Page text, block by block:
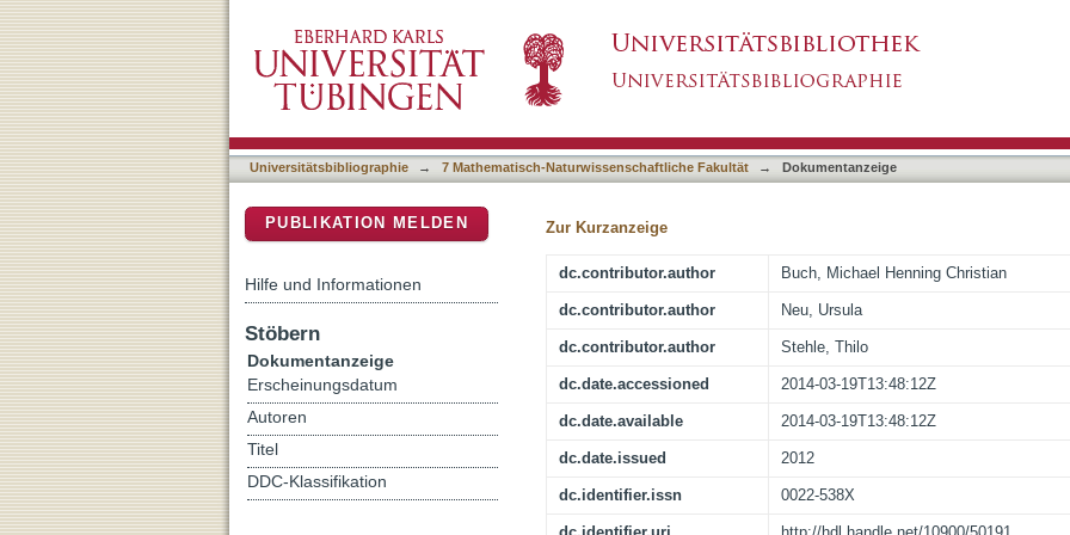
Mutations in the GM1 Binding Site of Simian Virus 40 VP1 Alter
Universitätsbibliographie → 7 Mathematisch-Naturwissenschaftliche Fakultät → Dokumentanzeige
Zur Kurzanzeige
dc.contributor.author Buch, Michael Henning Christian
dc.contributor.author Neu, Ursula
dc.contributor.author Stehle, Thilo
dc.date.accessioned 2014-03-19T13:48:12Z
dc.date.available 2014-03-19T13:48:12Z
dc.date.issued 2012
dc.identifier.issn 0022-538X
PUBLIKATION MELDEN
Hilfe und Informationen
Stöbern
Dokumentanzeige
Erscheinungsdatum
Autoren
Titel
DDC-Klassifikation